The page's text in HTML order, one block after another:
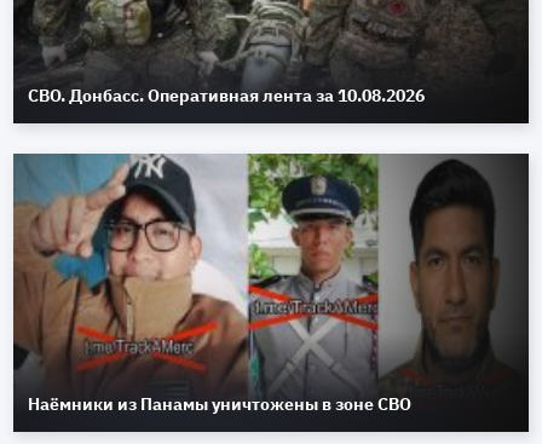
СВО. Донбасс. Оперативная лента за 10.08.2026
Наёмники из Панамы уничтожены в зоне СВО